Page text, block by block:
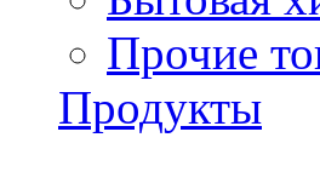
Прочие
Продукты